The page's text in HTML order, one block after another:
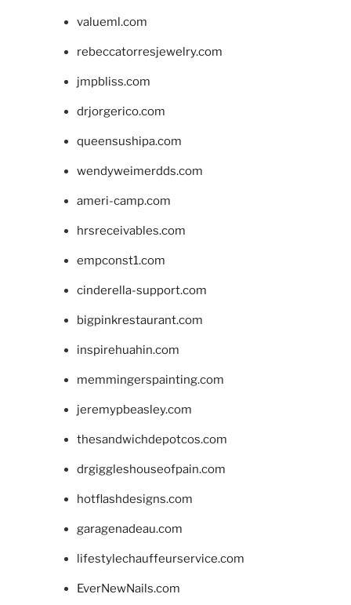
valueml.com
rebeccatorresjewelry.com
jmpbliss.com
drjorgerico.com
queensushipa.com
wendyweimerdds.com
ameri-camp.com
hrsreceivables.com
empconst1.com
cinderella-support.com
bigpinkrestaurant.com
inspirehuahin.com
memmingerspainting.com
jeremypbeasley.com
thesandwichdepotcos.com
drgiggleshouseofpain.com
hotflashdesigns.com
garagenadeau.com
lifestylechauffeurservice.com
EverNewNails.com